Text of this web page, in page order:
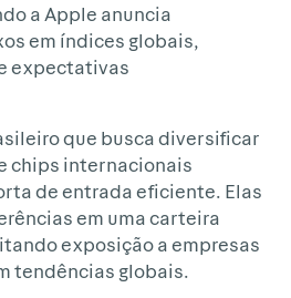
a Apple anuncia
em índices globais,
expectativas
que busca diversificar
chips internacionais
de entrada eficiente. Elas
em uma carteira
exposição a empresas
tendências globais.